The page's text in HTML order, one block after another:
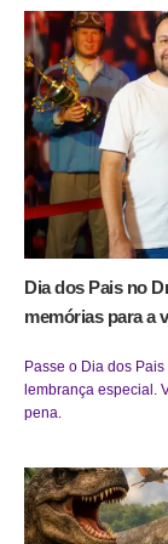
Dia dos Pais no
memórias para a
Passe o Dia dos
lembrança especial.
pena.